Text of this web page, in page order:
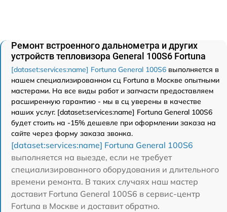
Ремонт встроенного дальнометра и других
устройств тепловизора General 100S6 Fortuna
[dataset:services:name] Fortuna General 100S6 выполняется в
нашем специализированном сц Fortuna в Москве опытными
мастерами. На все виды работ и запчасти предоставляем
расширенную гарантию - мы в сц уверены в качестве
наших услуг. [dataset:services:name] Fortuna General 100S6
будет стоить на -15% дешевле при оформлении заказа на
сайте через форму заказа звонка.
[dataset:services:name] Fortuna General 100S6
выполняется на выезде, если не требует
специализированного оборудования и длительного
времени ремонта. В таких случаях наш мастер
доставит Fortuna General 100S6 в сервис-центр
Fortuna в Москве и доставит обратно.